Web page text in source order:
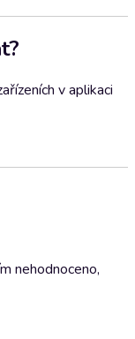
v aplikaci
nehodnoceno,